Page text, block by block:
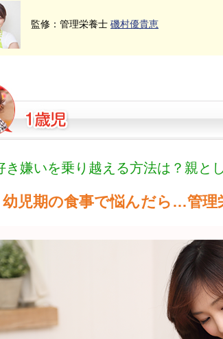
監修：管理栄養士 磯村優貴恵
き嫌いを乗り越える方法は？親と
幼児期の食事で悩んだら…管理